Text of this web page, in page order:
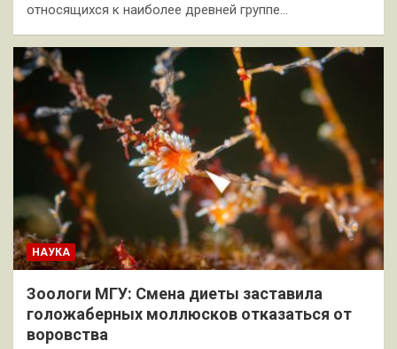
относящихся к наиболее древней группе…
НАУКА
Зоологи МГУ: Смена диеты заставила
голожаберных моллюсков отказаться от
воровства